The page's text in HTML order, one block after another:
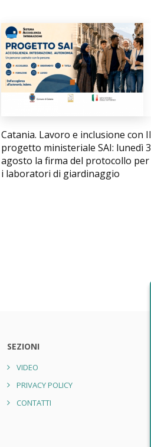
Catania. Lavoro e inclusione con Il
progetto ministeriale SAI: lunedì 3
agosto la firma del protocollo per
i laboratori di giardinaggio
SEZIONI
VIDEO
PRIVACY POLICY
CONTATTI